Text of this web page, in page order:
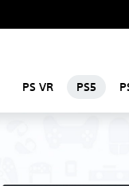
PS VR PS5